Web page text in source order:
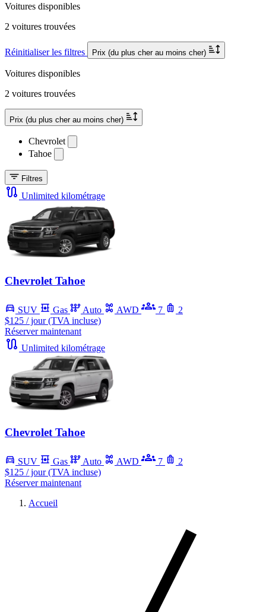
Voitures disponibles
2 voitures trouvées
Réinitialiser les filtres Prix (du plus cher au moins cher)
Voitures disponibles
2 voitures trouvées
Prix (du plus cher au moins cher)
Chevrolet
Tahoe
Filtres
Unlimited kilométrage
Chevrolet Tahoe
SUV Gas Auto AWD 7
2
$125 / jour (TVA incluse)
Réserver maintenant
Unlimited kilométrage
Chevrolet Tahoe
SUV Gas Auto AWD 7
2
$125 / jour (TVA incluse)
Réserver maintenant
Accueil